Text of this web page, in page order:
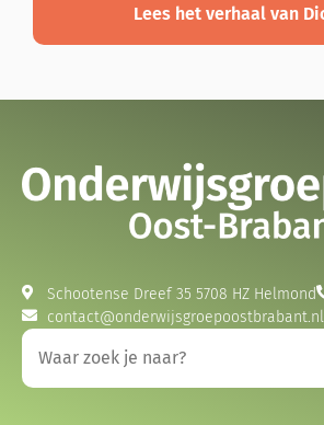
Lees het verhaal
Schootense Dreef 35 5708 HZ Helmond
contact@onderwijsgroepoostbrabant.nl